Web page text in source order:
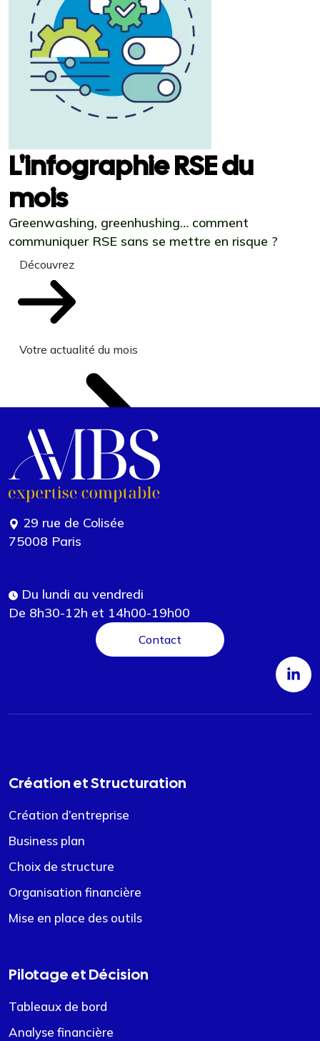
L'infographie RSE du
mois
Greenwashing, greenhushing… comment
communiquer RSE sans se mettre en risque ?
Découvrez
Votre actualité du mois
29 rue de Colisée
75008 Paris
Du lundi au vendredi
De 8h30-12h et 14h00-19h00
Contact
Création et Structuration
Création d’entreprise
Business plan
Choix de structure
Organisation financière
Mise en place des outils
Pilotage et Décision
Tableaux de bord
Analyse financière